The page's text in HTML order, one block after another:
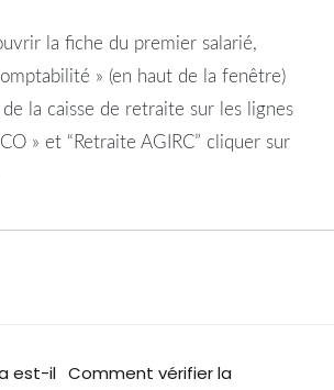
la fiche du premier salarié,
» (en haut de la fenêtre)
la caisse de retraite sur les lignes
» et “Retraite AGIRC” cliquer sur
est-il Comment vérifier la